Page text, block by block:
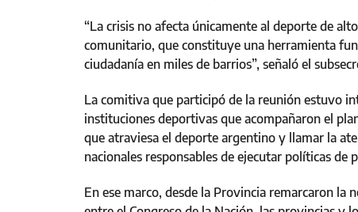
“La crisis no afecta únicamente al deporte de
comunitario, que constituye una herramienta
ciudadanía en miles de barrios”, señaló el
La comitiva que participó de la reunión estuvo
instituciones deportivas que acompañaron el
que atraviesa el deporte argentino y llamar la
nacionales responsables de ejecutar políticas
En ese marco, desde la Provincia remarcaron